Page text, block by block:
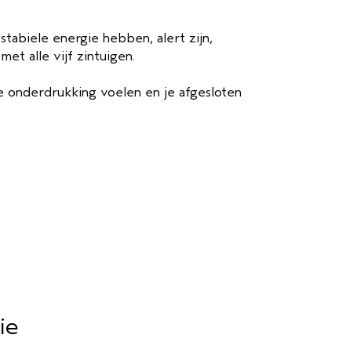
energie hebben, alert zijn,
alle vijf zintuigen.
onderdrukking voelen en je afgesloten